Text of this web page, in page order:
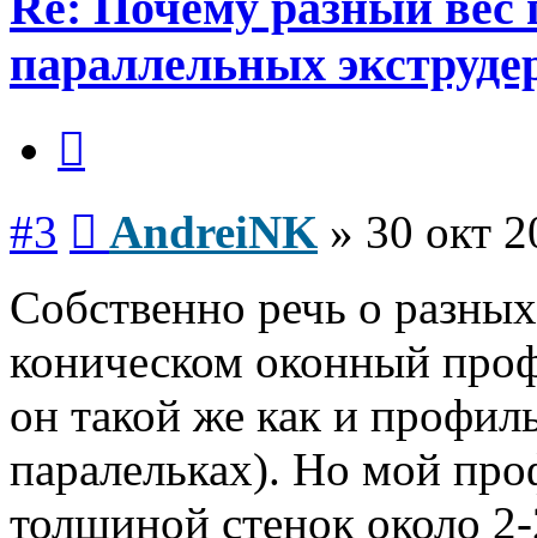
параллельных
#3 AndreiNK » 30 окт
Собственно речь о
коническом оконный
он такой же как и
паралельках). Но мой
толщиной стенок около